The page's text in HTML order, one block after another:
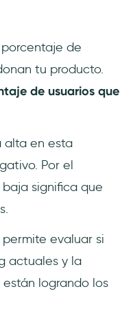
de
tu producto.
de usuarios que
alta en esta
Por el
significa que
evaluar si
actuales y la
logrando los